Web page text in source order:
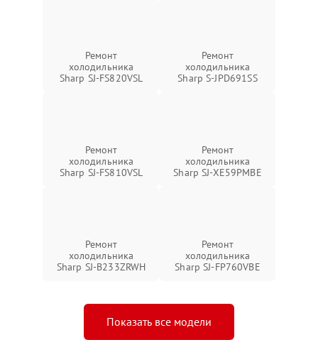
Ремонт
холодильника
Sharp SJ-FS820VSL
Ремонт
холодильника
Sharp S-JPD691SS
Ремонт
холодильника
Sharp SJ-FS810VSL
Ремонт
холодильника
Sharp SJ-XE59PMBE
Ремонт
холодильника
Sharp SJ-B233ZRWH
Ремонт
холодильника
Sharp SJ-FP760VBE
Показать все модели